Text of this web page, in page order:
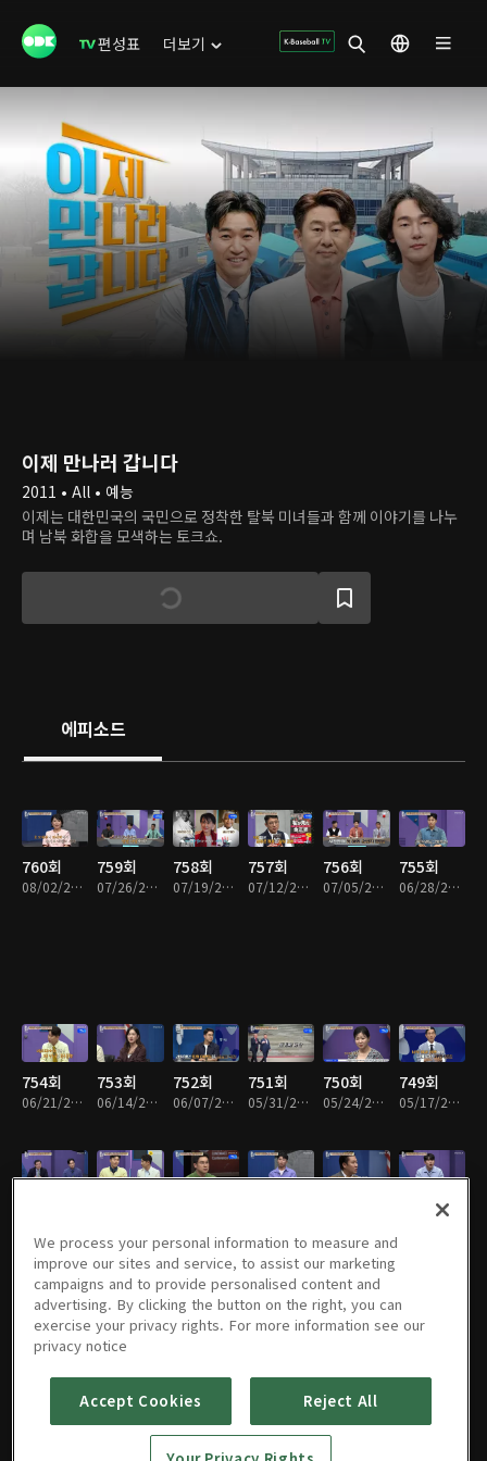
편성표 더보기
이제 만나러 갑니다
2011 • All • 예능
이제는 대한민국의 국민으로 정착한 탈북 미녀들과 함께 이야기를 나누
며 남북 화합을 모색하는 토크쇼.
에피소드
760회
08/02/2026 • 1시간 25분
759회
07/26/2026 • 1시간 23분
758회
07/19/2026 • 1시간 27분
757회
07/12/2026 • 1시간 24분
756회
07/05/2026 • 1시간 25분
755회
06/28/2026 • 1시간 24분
754회
06/21/2026 • 1시간 23분
753회
06/14/2026 • 1시간 25분
752회
06/07/2026 • 1시간 31분
751회
05/31/2026 • 1시간 24분
750회
05/24/2026 • 1시간 37분
749회
05/17/2026 • 1시간 25분
743회
742회
03/29/2026 • 1시간 25분
741회 740회 739회 738회 737회
We process your personal information to measure and
improve our sites and service, to assist our marketing
campaigns and to provide personalised content and
advertising. By clicking the button on the right, you can
exercise your privacy rights. For more information see our
privacy notice
Accept Cookies Reject All